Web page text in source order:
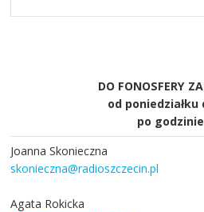
DO FONOSFERY
od poniedziałku
po
Joanna Skonieczna
skonieczna@radioszczecin.pl
Agata Rokicka